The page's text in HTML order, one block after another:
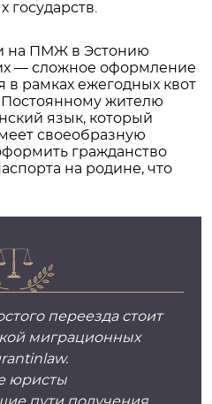
государств.
на ПМЖ в Эстонию
— сложное оформление
рамках ежегодных квот
Постоянному жителю
язык, который
своеобразную
гражданство
на родине, что
переезда стоит
миграционных
юристы